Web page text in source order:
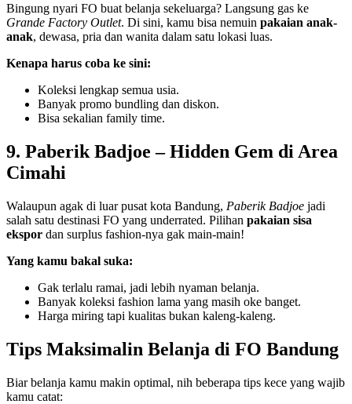
Bingung nyari FO buat belanja sekeluarga? Langsung gas ke
Grande Factory Outlet. Di sini, kamu bisa nemuin pakaian anak-
anak, dewasa, pria dan wanita dalam satu lokasi luas.
Kenapa harus coba ke sini:
Koleksi lengkap semua usia.
Banyak promo bundling dan diskon.
Bisa sekalian family time.
9. Paberik Badjoe – Hidden Gem di Area
Cimahi
Walaupun agak di luar pusat kota Bandung, Paberik Badjoe jadi
salah satu destinasi FO yang underrated. Pilihan pakaian sisa
ekspor dan surplus fashion-nya gak main-main!
Yang kamu bakal suka:
Gak terlalu ramai, jadi lebih nyaman belanja.
Banyak koleksi fashion lama yang masih oke banget.
Harga miring tapi kualitas bukan kaleng-kaleng.
Tips Maksimalin Belanja di FO Bandung
Biar belanja kamu makin optimal, nih beberapa tips kece yang wajib
kamu catat: